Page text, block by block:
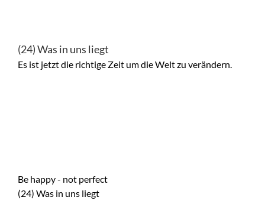
(24) Was in uns liegt
Es ist jetzt die richtige Zeit um die Welt zu verändern.
Be happy - not perfect
(24) Was in uns liegt